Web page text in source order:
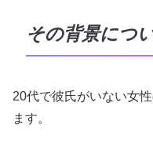
その背景につ
20代で彼氏がいない女
ます。